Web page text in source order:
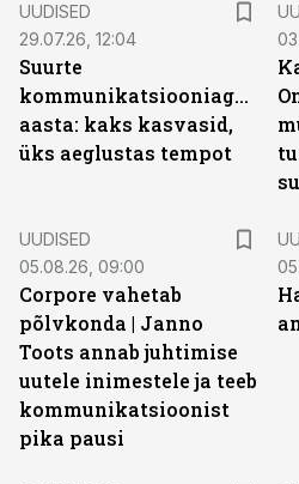
UUDISED
29.07.26, 12:04
Suurte
aasta: kaks kasvasid,
üks aeglustas tempot
UUDISED
05.08.26, 09:00
Corpore vahetab
põlvkonda | Janno
Toots annab juhtimise
uutele inimestele ja teeb
kommunikatsioonist
pika pausi